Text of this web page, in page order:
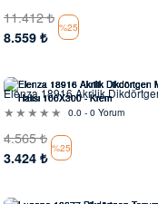
11.412₺
8.559 ₺
%25
Elenza 18916 Akrilik
Makine Halısı0.0 - 0 Yorum
4.565₺
3.424 ₺
%25